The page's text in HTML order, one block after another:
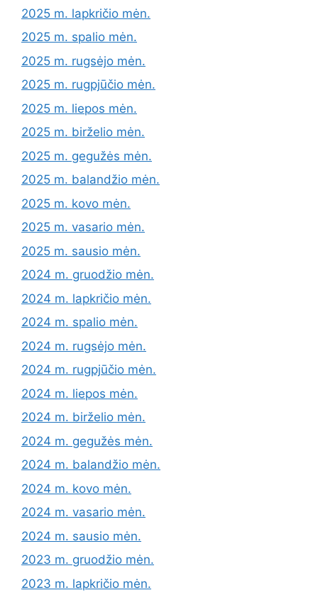
2025 m. lapkričio mėn.
2025 m. spalio mėn.
2025 m. rugsėjo mėn.
2025 m. rugpjūčio mėn.
2025 m. liepos mėn.
2025 m. birželio mėn.
2025 m. gegužės mėn.
2025 m. balandžio mėn.
2025 m. kovo mėn.
2025 m. vasario mėn.
2025 m. sausio mėn.
2024 m. gruodžio mėn.
2024 m. lapkričio mėn.
2024 m. spalio mėn.
2024 m. rugsėjo mėn.
2024 m. rugpjūčio mėn.
2024 m. liepos mėn.
2024 m. birželio mėn.
2024 m. gegužės mėn.
2024 m. balandžio mėn.
2024 m. kovo mėn.
2024 m. vasario mėn.
2024 m. sausio mėn.
2023 m. gruodžio mėn.
2023 m. lapkričio mėn.